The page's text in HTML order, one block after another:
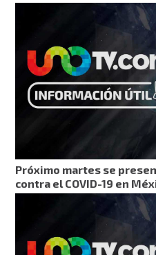
Próximo martes se
contra el COVID-19 en